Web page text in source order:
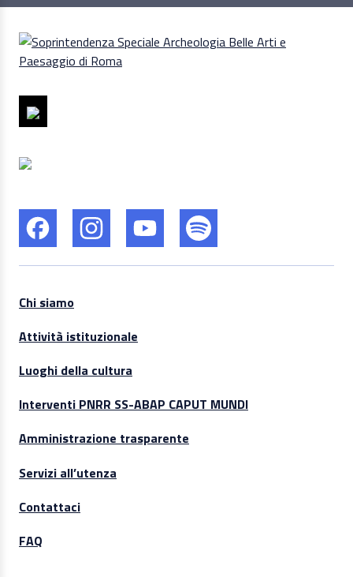
Chi siamo
Attività istituzionale
Luoghi della cultura
Interventi PNRR SS-ABAP CAPUT MUNDI
Amministrazione trasparente
Servizi all’utenza
Contattaci
FAQ